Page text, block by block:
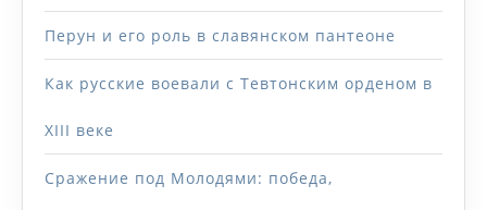
Перун и его роль в славянском пантеоне
Как русские воевали с Тевтонским орденом в
XIII веке
Сражение под Молодями: победа,